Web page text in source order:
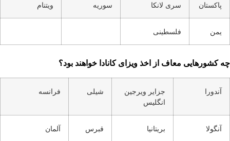
پاکستان سری لانکا سوریه ویتنام
یمن فلسطینی
چه کشورهایی معاف از اخذ ویزای کانادا خواهند بود؟
آندورا
جزایر ویرجین
انگلیس
شیلی فرانسه
آنگولا بریتانیا قبرس آلمان